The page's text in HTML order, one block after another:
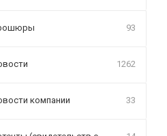
93
1262
компании 33